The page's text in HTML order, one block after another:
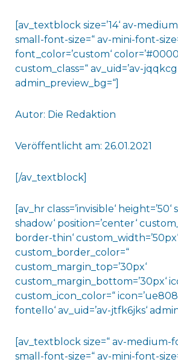
[av_textblock size=’14‘ av-
small-font-size=“ av-mini-font-
font_color=’custom‘
custom_class=“ av_uid=’av-
admin_preview_bg=“]
Autor: Die Redaktion
Veröffentlicht am: 26.01.2021
[/av_textblock]
[av_hr class=’invisible‘ height=’50‘
shadow‘ position=’center‘
border-thin‘ custom_width=’50px‘
custom_border_color=“
custom_margin_top=’30px‘
custom_margin_bottom=’30px‘
custom_icon_color=“
fontello‘ av_uid=’av-jtfk6jks‘
[av_textblock size=“ av-medium-
small-font-size=“ av-mini-font-